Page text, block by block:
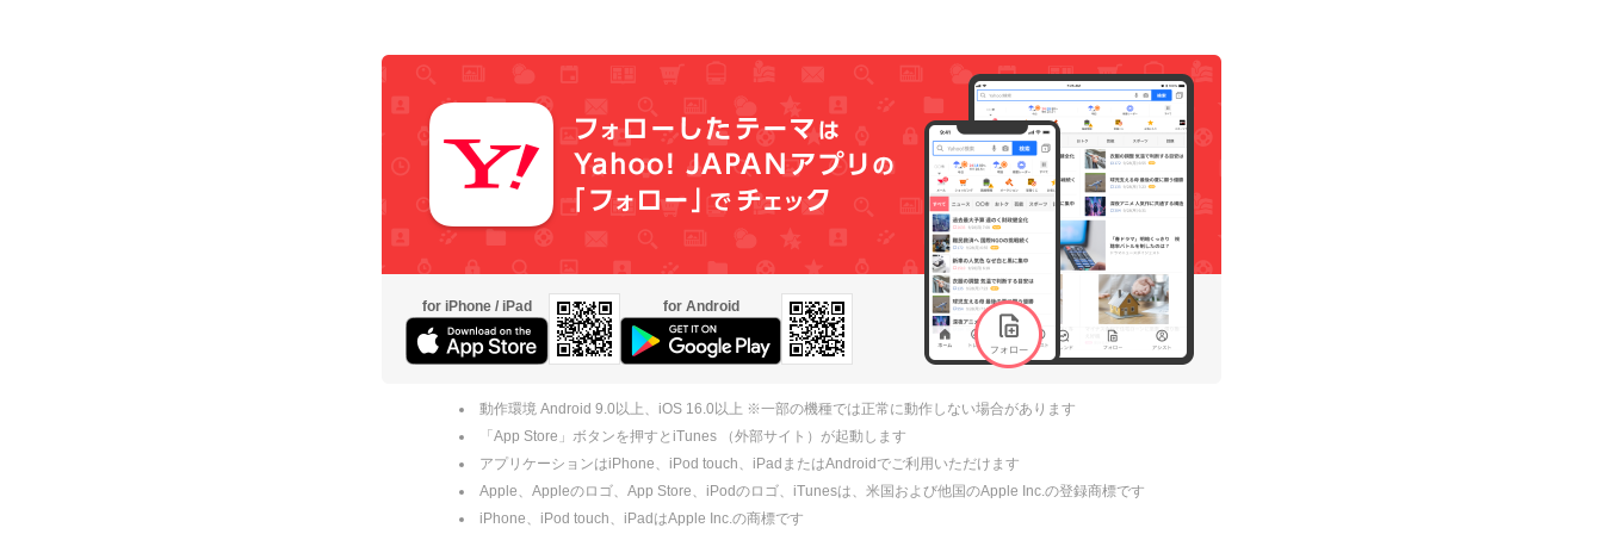
for iPhone / iPad for Android
動作環境 Android 9.0以上、iOS 16.0以上 ※一部の機種では正常に動作しない場合があります
「App Store」ボタンを押すとiTunes （外部サイト）が起動します
アプリケーションはiPhone、iPod touch、iPadまたはAndroidでご利用いただけます
Apple、Appleのロゴ、App Store、iPodのロゴ、iTunesは、米国および他国のApple Inc.の登録商標です
iPhone、iPod touch、iPadはApple Inc.の商標です